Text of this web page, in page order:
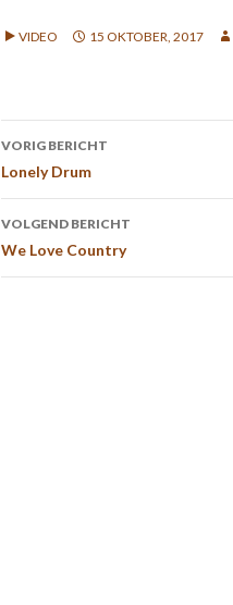
VIDEO 15 OKTOBER, 2017
Bericht
navigatie
VORIG BERICHT
Lonely Drum
VOLGEND BERICHT
We Love Country